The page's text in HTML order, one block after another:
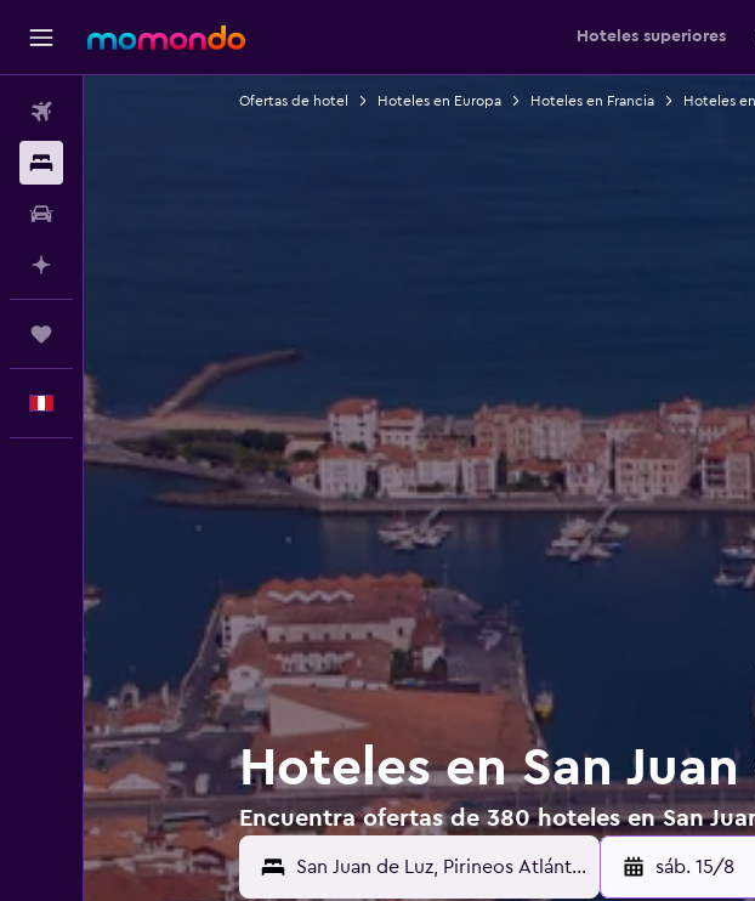
Hoteles superiores
Español
Ofertas de hotel Hoteles en Europa Hoteles en Francia Hoteles
Hoteles en San
Encuentra ofertas de 380 hoteles en San
sáb. 15/8